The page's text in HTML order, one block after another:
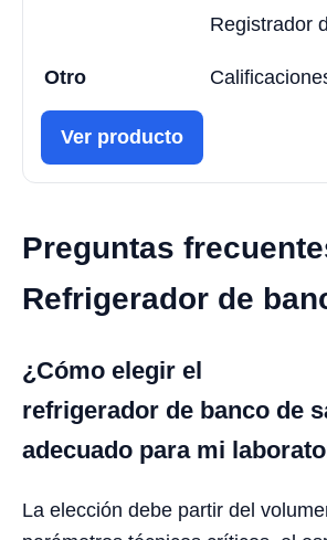
Registrador
Otro
Ver producto
Preguntas
Refrigerador de
¿Cómo elegir el
refrigerador de banco de
adecuado para mi
La elección debe partir del